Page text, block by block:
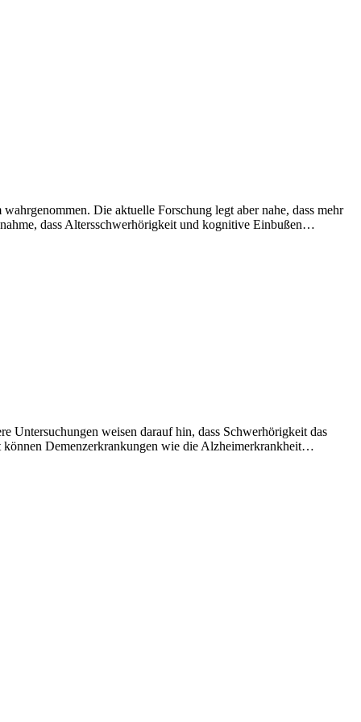
Die aktuelle Forschung legt aber nahe, dass mehr
dass Altersschwerhörigkeit und kognitive Einbußen…
Untersuchungen weisen darauf hin, dass Schwerhörigkeit das
Demenzerkrankungen wie die Alzheimerkrankheit…